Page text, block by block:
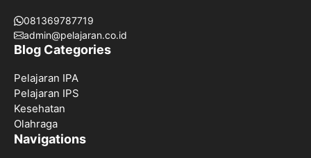
081369787719
admin@pelajaran.co.id
Blog Categories
Pelajaran IPA
Pelajaran IPS
Kesehatan
Olahraga
Navigations